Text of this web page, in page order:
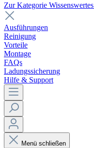
Zur Kategorie Wissenswertes
Ausführungen
Reinigung
Vorteile
Montage
FAQs
Ladungssicherung
Hilfe & Support
Menü schließen